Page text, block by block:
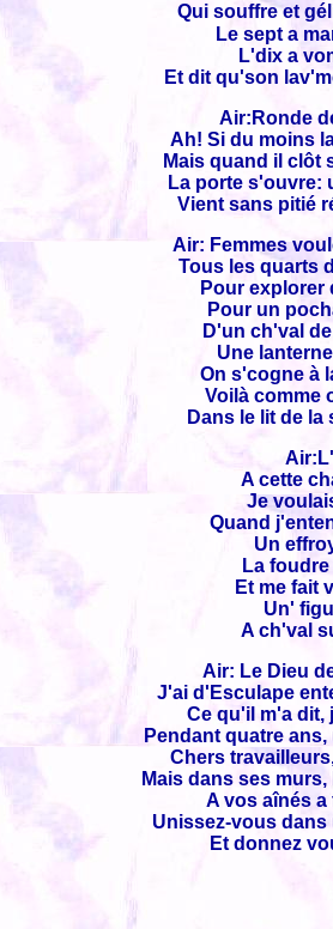
Qui souffre et
Le sept a
L'dix a
Et dit qu'son
Air:Ronde
Ah! Si du moins
Mais quand il clôt
La porte s'ouvre:
Vient sans pitié
Air: Femmes
Tous les quarts
Pour explorer
Pour un
D'un ch'val
Une
On s'cogne à
Voilà comme
Dans le lit de la
A cette
Je
Quand
Un
La
Et me fait
Un'
A ch'val
Air: Le Dieu
J'ai d'Esculape
Ce qu'il m'a dit,
Pendant quatre
Chers
Mais dans ses
A vos aînés a
Unissez-vous
Et donnez